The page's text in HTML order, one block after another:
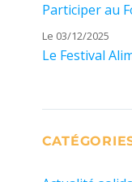
Participer au
Le 03/12/2025
Le Festival